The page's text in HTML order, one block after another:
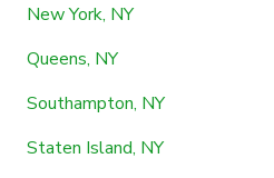
New York, NY
Queens, NY
Southampton, NY
Staten Island, NY